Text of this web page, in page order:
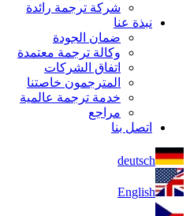
شركة ترجمة رائدة
نبذة عنا
ضمان الجودة
وكالة ترجمة معتمدة
اتفاق الشركات
المترجمون خاصتنا
خدمة ترجمة عالمية
مراجع
اتصل بنا
deutsch
English